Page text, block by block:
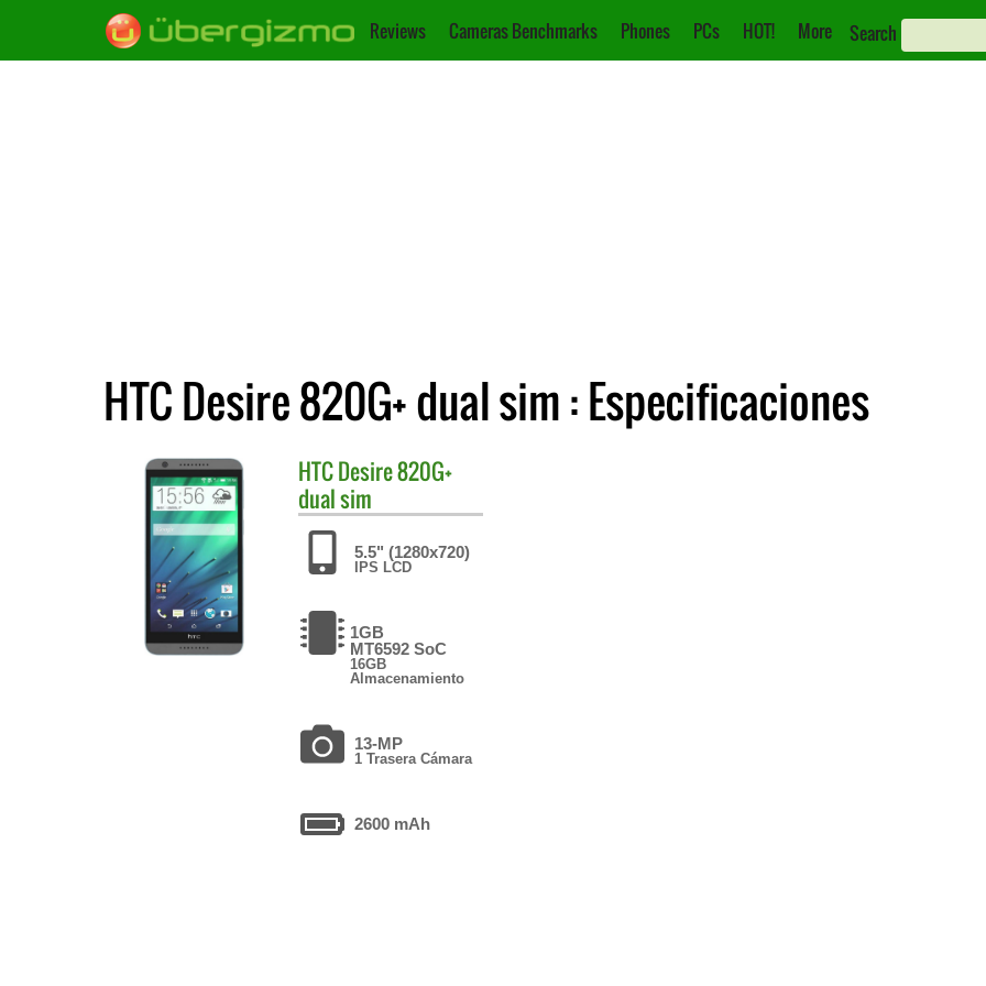
Reviews Cameras Benchmarks Phones PCs HOT! More Search
HTC Desire 820G+ dual sim : Especificaciones
HTCDesire 820G+
dual sim
5.5" (1280x720)
IPS LCD
1GB
MT6592 SoC
16GB
Almacenamiento
13-MP
1 Trasera Cámara
2600 mAh